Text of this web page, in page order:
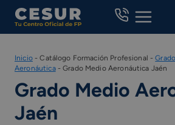
Skip
content
Inicio-Catálogo Formación Profesional -
Aeronáutica-Grado Medio Aeronáutica Jaén
Grado Medio
Jaén